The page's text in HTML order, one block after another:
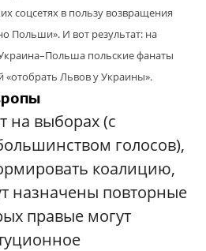
соцсетях в пользу возвращения
Польши». И вот результат: на
польские фанаты
«отобрать Львов у Украины».
на выборах (с
голосов),
коалицию,
назначены повторные
правые могут